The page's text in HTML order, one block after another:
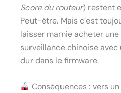
Score du routeur) restent
Peut-être. Mais c’est
laisser mamie acheter
surveillance chinoise
dur dans le firmware.
Conséquences : vers